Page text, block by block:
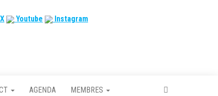
Youtube Instagram
AGENDA MEMBRES